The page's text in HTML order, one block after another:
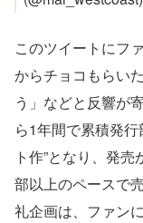
このツイートにフ
からチョコもらい
う」などと反響が
ら1年間で累積発
ト作”となり、発
部以上のペースで
礼企画は、ファン